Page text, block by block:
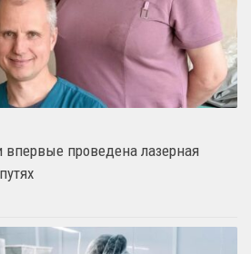
впервые проведена лазерная